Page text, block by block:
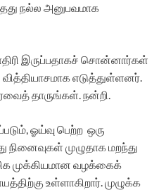
நல்ல அனுபவமாக
இருப்பதாகச் சொன்னார்கள்
எடுத்துள்ளனர்.
தாருங்கள். நன்றி.
ஓய்வு பெற்ற ஒரு
நினைவுகள் முழுதாக மறந்து
முக்கியமான வழக்கைக்
உள்ளாகிறார். முழுக்க